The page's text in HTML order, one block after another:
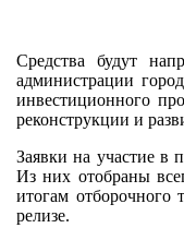
Средства будут
администрации
инвестиционного
реконструкции и
Заявки на участие в
Из них отобраны
итогам отборочного
релизе.